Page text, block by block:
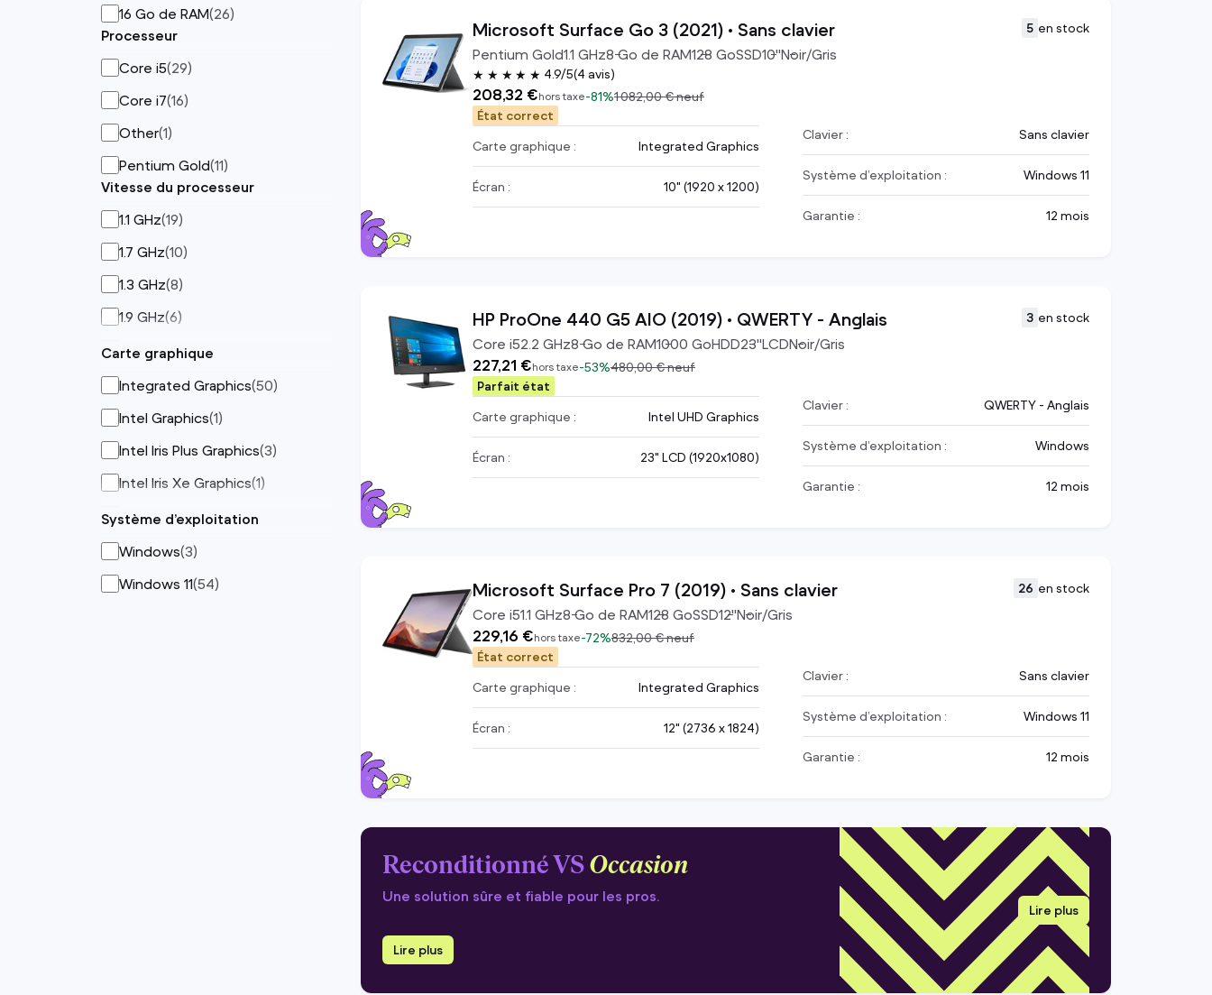
3000 x 2000(1)
16 Go de RAM(26)
Processeur
Core i5(29)
Core i7(16)
Other(1)
Pentium Gold(11)
Vitesse du processeur
1.1 GHz(19)
1.7 GHz(10)
1.3 GHz(8)
1.9 GHz(6)
1.2 GHz(2)
2.4 GHz(4)
2.6 GHz(3)
2.2 GHz (1)
2.8 GHz (1)
3.1 GHz
1)
3.7 GHz
)
4.4 GHz
Carte graphique
Integrated Graphics(50)
Intel Graphics(1)
Intel Iris Plus Graphics(3)
Intel Iris Xe Graphics(1)
Intel UHD Graphics(1)
Intel UHD Graphics 630
Système d’exploitation
Windows(3)
Windows 11(54)
Microsoft Surface Go 3 (2021) • Sans clavier
Pentium Gold1.1 GHz8Go de RAM128 GoSSD10"Noir/Gris
★★★★★ 4.9/5(4 avis)
208,32 €hors taxe-81%1 082,00 €neuf
État correct
5 en stock
Carte graphique : Integrated Graphics
Écran : 10" (1920 x 1200)
Clavier : Sans clavier
Système d’exploitation : Windows 11
Garantie : 12 mois
HP ProOne 440 G5 AIO (2019) • QWERTY - Anglais
Core i52.2 GHz8Go de RAM1000 GoHDD23"LCDNoir/Gris
227,21 €hors taxe-53%480,00 €neuf
Parfait état
3 en stock
Carte graphique : Intel UHD Graphics
Écran : 23" LCD (1920x1080)
Clavier : QWERTY - Anglais
Système d’exploitation : Windows
Garantie : 12 mois
Microsoft Surface Pro 7 (2019) • Sans clavier
Core i51.1 GHz8Go de RAM128 GoSSD12"Noir/Gris
229,16 €hors taxe-72%832,00 €neuf
État correct
26 en stock
Carte graphique : Integrated Graphics
Écran : 12" (2736 x 1824)
Clavier : Sans clavier
Système d’exploitation : Windows 11
Garantie : 12 mois
Reconditionné VS Occasion
Une solution sûre et fiable pour les pros.
Lire plus
Lire plus